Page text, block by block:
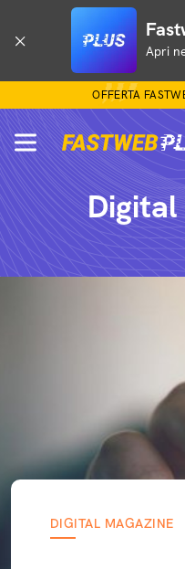
Apri
OFFERTA
Digital
DIGITAL MAGAZINE